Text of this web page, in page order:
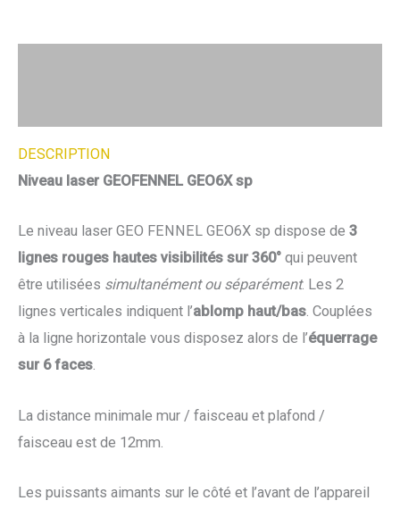
DESCRIPTION
Niveau laser GEOFENNEL GEO6X sp
Le niveau laser GEO FENNEL GEO6X sp dispose de 3
lignes rouges hautes visibilités sur 360° qui peuvent
être utilisées simultanément ou séparément. Les 2
lignes verticales indiquent l’ablomp haut/bas. Couplées
à la ligne horizontale vous disposez alors de l’équerrage
sur 6 faces.
La distance minimale mur / faisceau et plafond /
faisceau est de 12mm.
Les puissants aimants sur le côté et l’avant de l’appareil